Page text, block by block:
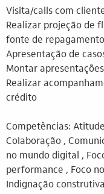
Visita/calls com
Realizar projeção de
fonte de
Apresentação de
Montar
Realizar
crédito
Competências:
Colaboração ,
no mundo digital ,
performance , Foco
Indignação